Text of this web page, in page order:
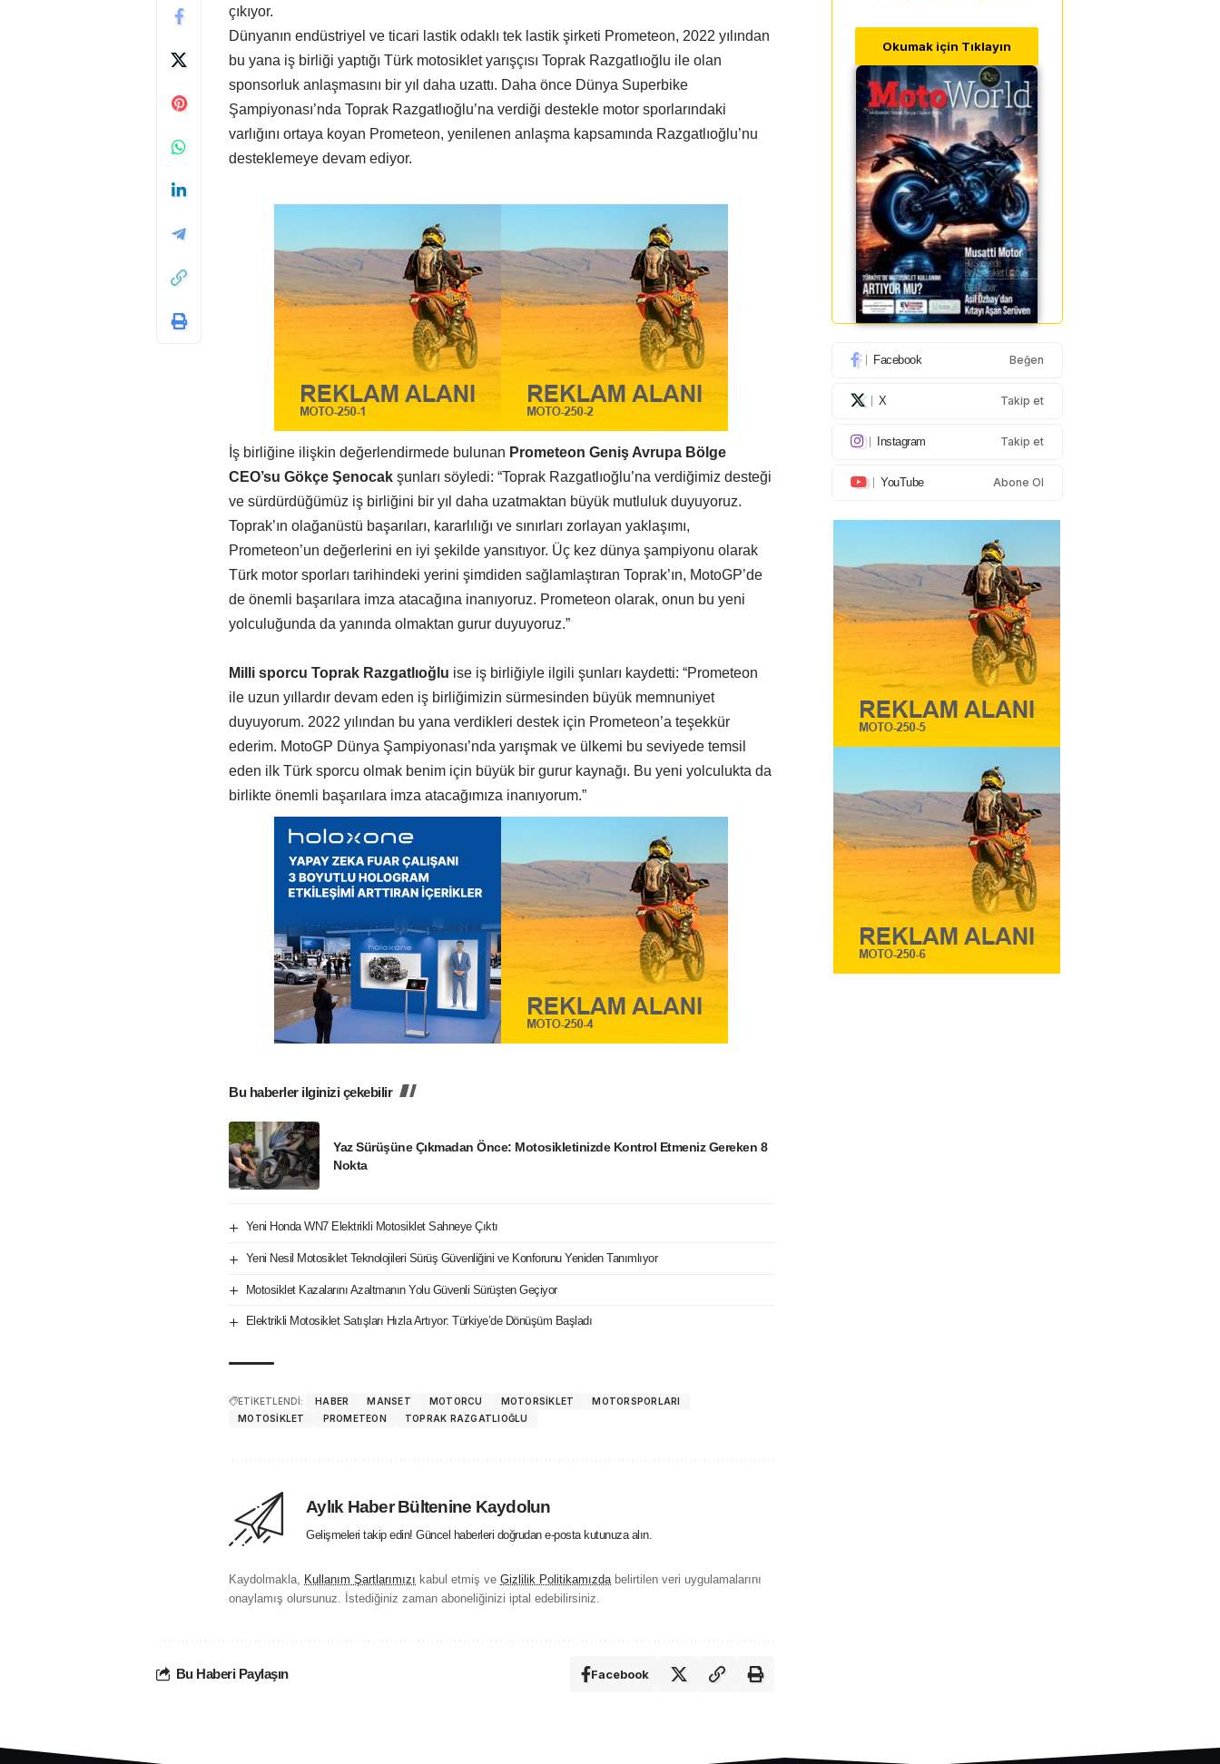
çıkıyor.
Dünyanın endüstriyel ve ticari lastik odaklı tek lastik şirketi Prometeon, 2022 yılından
bu yana iş birliği yaptığı Türk motosiklet yarışçısı Toprak Razgatlıoğlu ile olan
sponsorluk anlaşmasını bir yıl daha uzattı. Daha önce Dünya Superbike
Şampiyonası’nda Toprak Razgatlıoğlu’na verdiği destekle motor sporlarındaki
varlığını ortaya koyan Prometeon, yenilenen anlaşma kapsamında Razgatlıoğlu’nu
desteklemeye devam ediyor.
İş birliğine ilişkin değerlendirmede bulunan Prometeon Geniş Avrupa Bölge
CEO’su Gökçe Şenocak şunları söyledi: “Toprak Razgatlıoğlu’na verdiğimiz desteği
ve sürdürdüğümüz iş birliğini bir yıl daha uzatmaktan büyük mutluluk duyuyoruz.
Toprak’ın olağanüstü başarıları, kararlılığı ve sınırları zorlayan yaklaşımı,
Prometeon’un değerlerini en iyi şekilde yansıtıyor. Üç kez dünya şampiyonu olarak
Türk motor sporları tarihindeki yerini şimdiden sağlamlaştıran Toprak’ın, MotoGP’de
de önemli başarılara imza atacağına inanıyoruz. Prometeon olarak, onun bu yeni
yolculuğunda da yanında olmaktan gurur duyuyoruz.”
Milli sporcu Toprak Razgatlıoğlu ise iş birliğiyle ilgili şunları kaydetti: “Prometeon
ile uzun yıllardır devam eden iş birliğimizin sürmesinden büyük memnuniyet
duyuyorum. 2022 yılından bu yana verdikleri destek için Prometeon’a teşekkür
ederim. MotoGP Dünya Şampiyonası’nda yarışmak ve ülkemi bu seviyede temsil
eden ilk Türk sporcu olmak benim için büyük bir gurur kaynağı. Bu yeni yolculukta da
birlikte önemli başarılara imza atacağımıza inanıyorum.”
Bu haberler ilginizi çekebilir
Yaz Sürüşüne Çıkmadan Önce: Motosikletinizde Kontrol Etmeniz Gereken 8
Nokta
Yeni Honda WN7 Elektrikli Motosiklet Sahneye Çıktı
Yeni Nesil Motosiklet Teknolojileri Sürüş Güvenliğini ve Konforunu Yeniden Tanımlıyor
Motosiklet Kazalarını Azaltmanın Yolu Güvenli Sürüşten Geçiyor
Elektrikli Motosiklet Satışları Hızla Artıyor: Türkiye’de Dönüşüm Başladı
ETİKETLENDİ: HABER MANSET MOTORCU MOTORSIKLET
MOTORSPORLARI
MOTOSIKLET
PROMETEON TOPRAK RAZGATLIOĞLU
Aylık Haber Bültenine Kaydolun
Gelişmeleri takip edin! Güncel haberleri doğrudan e-posta kutunuza alın.
Kaydolmakla, Kullanım Şartlarımızı kabul etmiş ve Gizlilik Politikamızda belirtilen veri uygulamalarını
onaylamış olursunuz. İstediğiniz zaman aboneliğinizi iptal edebilirsiniz.
Bu Haberi Paylaşın Facebook
Okumak için Tıklayın
Facebook Beğen
X Takip et
Instagram Takip et
YouTube Abone Ol